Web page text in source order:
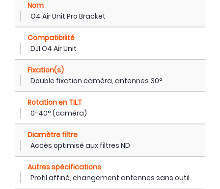
Nom
O4 Air Unit Pro Bracket
Compatibilité
DJI O4 Air Unit
Fixation(s)
Double fixation caméra, antennes 30°
Rotation en TILT
0-40° (caméra)
Diamètre filtre
Accès optimisé aux filtres ND
Autres spécifications
Profil affiné, changement antennes sans outil